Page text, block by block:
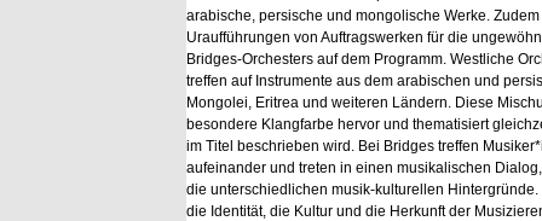
arabische, persische und mongolische Werke.
Uraufführungen von Auftragswerken für die
Bridges-Orchesters auf dem Programm. Westliche
treffen auf Instrumente aus dem arabischen und
Mongolei, Eritrea und weiteren Ländern. Diese
besondere Klangfarbe hervor und thematisiert
im Titel beschrieben wird. Bei Bridges treffen
aufeinander und treten in einen musikalischen
die unterschiedlichen musik-kulturellen Hintergründe.
die Identität, die Kultur und die Herkunft der